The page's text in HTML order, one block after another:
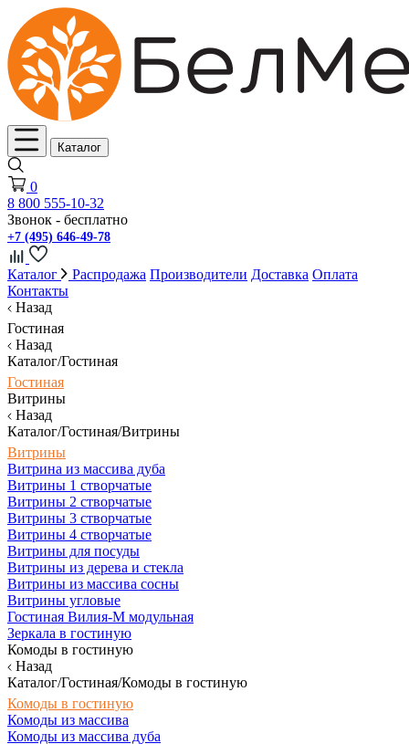
Каталог
0
8 800 555-10-32
Звонок - бесплатно
+7 (495) 646-49-78
Каталог Распродажа Производители Доставка Оплата
Контакты
Назад
Гостиная
Назад
Каталог/Гостиная
Гостиная
Витрины
Назад
Каталог/Гостиная/Витрины
Витрины
Витрина из массива дуба
Витрины 1 створчатые
Витрины 2 створчатые
Витрины 3 створчатые
Витрины 4 створчатые
Витрины для посуды
Витрины из дерева и стекла
Витрины из массива сосны
Витрины угловые
Гостиная Вилия-М модульная
Зеркала в гостиную
Комоды в гостиную
Назад
Каталог/Гостиная/Комоды в гостиную
Комоды в гостиную
Комоды из массива
Комоды из массива дуба